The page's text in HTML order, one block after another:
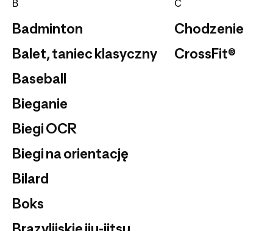
B
Badminton
Balet, taniec klasyczny
Baseball
Bieganie
Biegi OCR
Biegi na orientację
Bilard
Boks
C
Chodzenie
CrossFit®